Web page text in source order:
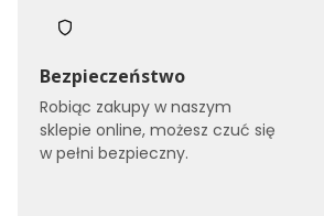
Bezpieczeństwo
Robiąc zakupy w naszym
sklepie online, możesz czuć się
w pełni bezpieczny.